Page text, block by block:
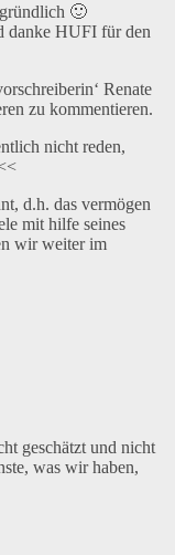
🙂
danke HUFI für den
Renate
zu kommentieren.
nicht reden,
d.h. das vermögen
mit hilfe seines
wir weiter im
geschätzt und nicht
was wir haben,